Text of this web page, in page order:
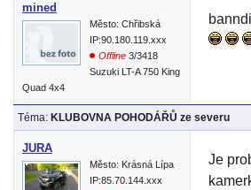
mined
Město: Chřibská
IP:90.180.119.xxx
Offline 3/3418
Suzuki LT-A 750 King
Quad 4x4
Téma: KLUBOVNA POHODÁŘŮ ze severu
JURA
Město: Krásná Lípa
IP:85.70.144.xxx
Je